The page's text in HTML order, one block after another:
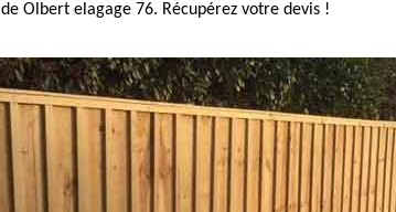
de Olbert elagage 76. Récupérez votre devis !